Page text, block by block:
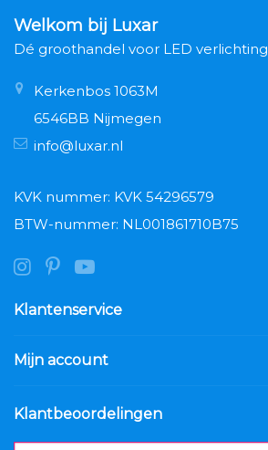
Welkom bij Luxar
Dé groothandel voor LED verlichting
Kerkenbos 1063M
6546BB Nijmegen
info@luxar.nl
KVK nummer: KVK 54296579
BTW-nummer: NL001861710B75
Klantenservice
Mijn account
Klantbeoordelingen